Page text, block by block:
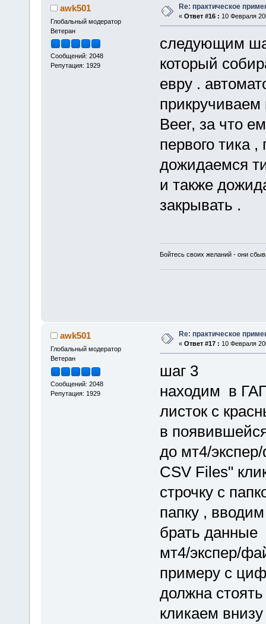
awk501
Глобальный модератор
Ветеран
Сообщений: 2048
Репутация: 1929
Re: практическое
« Ответ #16 : 10 Февраля
следующим
который
евру .
прикручиваем
Beer, за что
первого тика
дожидаемся
и также
закрывать .
Бойтесь своих желаний - они
awk501
Глобальный модератор
Ветеран
Сообщений: 2048
Репутация: 1929
Re: практическое
« Ответ #17 : 10 Февраля
шаг 3
находим в
листок с
в
до мт4/
CSV Files"
строчку с
папку ,
брать данные
мт4/экспер/
примеру с
должна
кликаем